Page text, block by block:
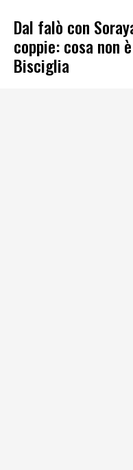
Dal falò con
coppie: cosa non
Bisciglia